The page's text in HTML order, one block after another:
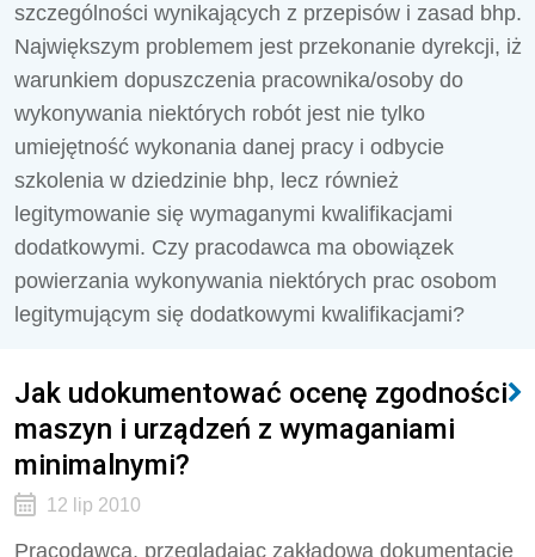
szczególności wynikających z przepisów i zasad bhp.
Największym problemem jest przekonanie dyrekcji, iż
warunkiem dopuszczenia pracownika/osoby do
wykonywania niektórych robót jest nie tylko
umiejętność wykonania danej pracy i odbycie
szkolenia w dziedzinie bhp, lecz również
legitymowanie się wymaganymi kwalifikacjami
dodatkowymi. Czy pracodawca ma obowiązek
powierzania wykonywania niektórych prac osobom
legitymującym się dodatkowymi kwalifikacjami?
Jak udokumentować ocenę zgodności
maszyn i urządzeń z wymaganiami
minimalnymi?
12 lip 2010
Pracodawca, przeglądając zakładową dokumentację